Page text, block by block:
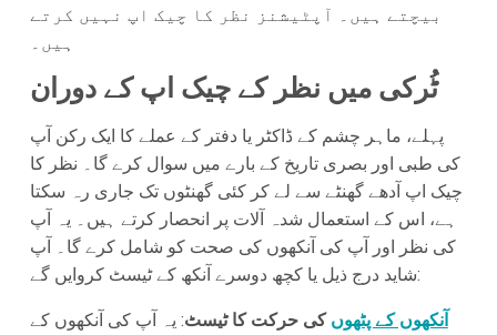
بیچتے ہیں۔ آپٹیشنز نظر کا چیک اپ نہیں کرتے
ہیں۔
ٹُرکی میں نظر کے چیک اپ کے دوران
پہلے، ماہر چشم کے ڈاکٹر یا دفتر کے عملے کا ایک رکن آپ
کی طبی اور بصری تاریخ کے بارے میں سوال کرے گا۔ نظر کا
چیک اپ آدھے گھنٹے سے لے کر کئی گھنٹوں تک جاری رہ سکتا
ہے، اس کے استعمال شدہ آلات پر انحصار کرتے ہیں۔ یہ آپ
کی نظر اور آپ کی آنکھوں کی صحت کو شامل کرے گا۔ آپ
شاید درج ذیل یا کچھ دوسرے آنکھ کے ٹیسٹ کروایں گے:
آنکھوں کے پٹھوں کی حرکت کا ٹیسٹ: یہ آپ کی آنکھوں کے